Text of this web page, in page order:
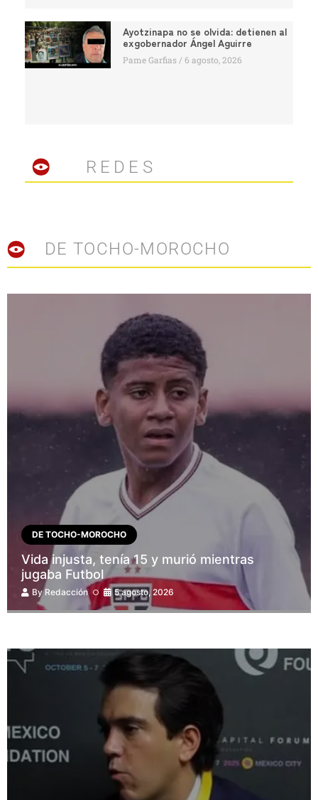
Ayotzinapa no se olvida: detienen al
exgobernador Ángel Aguirre
Pame Garfias 6 agosto, 2026
REDES
DE TOCHO-MOROCHO
DE TOCHO-MOROCHO
Vida injusta, tenía 15 y murió mientras
jugaba Futbol
ByRedacción 5 agosto, 2026